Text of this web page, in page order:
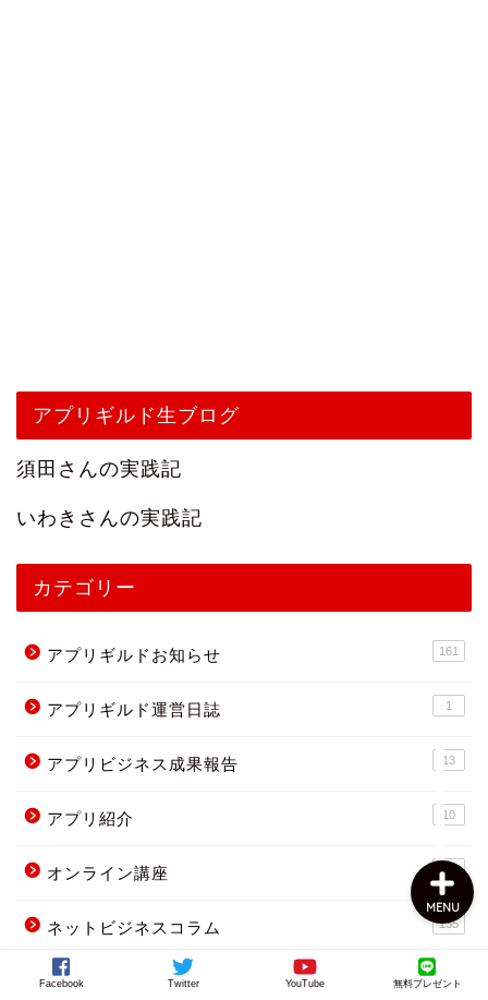
アプリギルド生ブログ
須田さんの実践記
いわきさんの実践記
カテゴリー
アプリギルドお知らせ 161
アプリギルド運営日誌 1
アプリビジネス成果報告 13
アプリ紹介 10
オンライン講座
ネットビジネスコラム 135
仮想通貨で稼ぐ
Facebook Twitter YouTube 無料プレゼント
MENU